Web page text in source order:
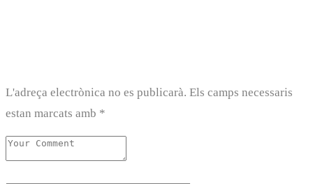
L'adreça electrònica no es publicarà. Els camps necessaris
estan marcats amb *